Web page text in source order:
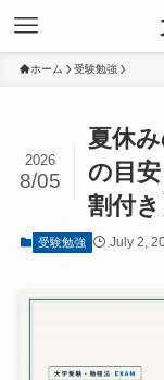
ホーム 受験勉強
夏休
の目
割付き
2026
8/05
受験勉強 July 2,